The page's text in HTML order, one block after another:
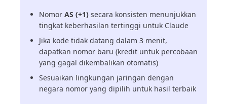
Nomor AS (+1) secara konsisten menunjukkan
tingkat keberhasilan tertinggi untuk Claude
Jika kode tidak datang dalam 3 menit,
dapatkan nomor baru (kredit untuk percobaan
yang gagal dikembalikan otomatis)
Sesuaikan lingkungan jaringan dengan
negara nomor yang dipilih untuk hasil terbaik